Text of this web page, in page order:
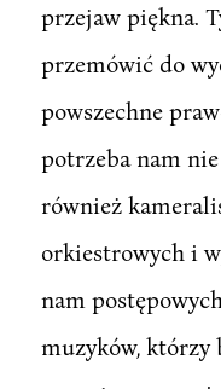
przejaw piękna.
przemówić do
powszechne
potrzeba nam
również
orkiestrowych i
nam
muzyków,